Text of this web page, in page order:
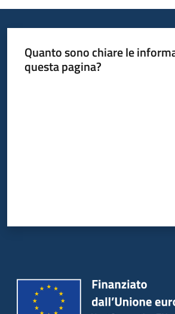
Quanto sono chiare le
questa pagina?